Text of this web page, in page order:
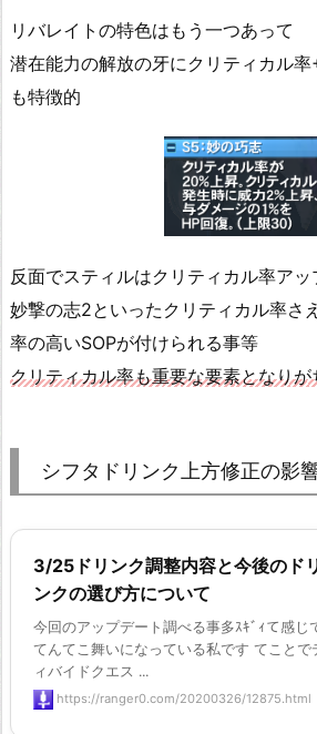
リバレイトの特色はもう一つあって
潜在能力の解放の牙にクリティカル
も特徴的
反面でスティルはクリティカル率ア
妙撃の志2といったクリティカル率さ
率の高いSOPが付けられる事等
クリティカル率も重要な要素となりが
シフタドリンク上方修正の影
3/25ドリンク調整内容と今後のド
ンクの選び方について
今回のアップデート調べる事多ｽｷﾞｨて感じ
てんてこ舞いになっている私です てことで
ィバイドクエス ...
https://ranger0.com/20200326/12875.html